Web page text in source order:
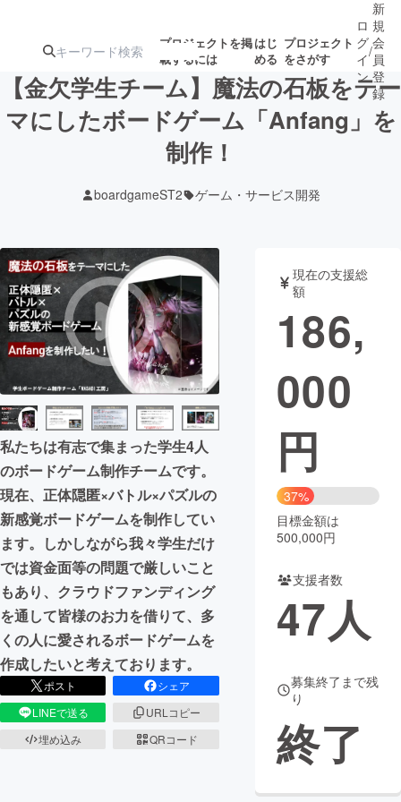
プロジェクトを掲
載するには
はじ
める
プロジェクト
をさがす
注目の新着プロ 募集終了が近いプ
テクノロジー・ガジェット
映像・映画 書籍・雑誌
ビジネス・起業 チャレンジ
まちづくり・地域活性化
CAMPFIRE for Social Good
CAMPFIRE Creation
CAMPFIREふるさと納税 machi-ya コミュニティ
ロ
グ
イ
ン
/
新
規
会
員
登
録
【金欠学生チーム】魔法の石板をテー
マにしたボードゲーム「Anfang」を
制作！
boardgameST2 ゲーム・サービス開発
私たちは有志で集まった学生4人
のボードゲーム制作チームです。
現在、正体隠匿×バトル×パズルの
新感覚ボードゲームを制作してい
ます。しかしながら我々学生だけ
では資金面等の問題で厳しいこと
もあり、クラウドファンディング
を通して皆様のお力を借りて、多
くの人に愛されるボードゲームを
作成したいと考えております。
ポスト
シェア
LINEで送る
URLコピー
埋め込み
QRコード
現在の支援総
額
186,
000
円
37%
目標金額は
500,000円
支援者数
47人
募集終了まで残
り
終了